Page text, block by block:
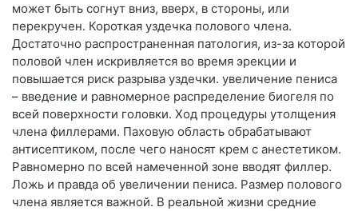
может быть согнут вниз, вверх, в стороны, или
перекручен. Короткая уздечка полового члена.
Достаточно распространенная патология, из-за которой
половой член искривляется во время эрекции и
повышается риск разрыва уздечки. увеличение пениса
– введение и равномерное распределение биогеля по
всей поверхности головки. Ход процедуры утолщения
члена филлерами. Паховую область обрабатывают
антисептиком, после чего наносят крем с анестетиком.
Равномерно по всей намеченной зоне вводят филлер.
Ложь и правда об увеличении пениса. Размер полового
члена является важной. В реальной жизни средние